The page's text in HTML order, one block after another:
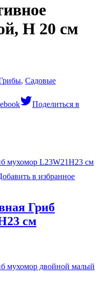
H 20 см
, Садовые
Поделиться в
в избранное
Гриб
см